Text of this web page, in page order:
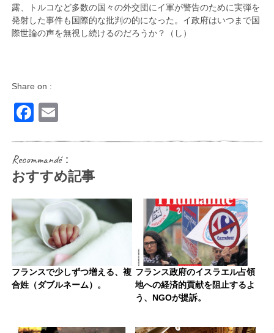
露、トルコなど多数の国々の外交団にイ軍が警告のために実弾を
発射した事件も国際的な批判の的になった。イ政府はいつまで国
際世論の声を無視し続けるのだろうか？（し）
Share on :
Facebook
Recommandé：
おすすめ記事
フランスで少しずつ増える、複
合姓（ダブルネーム）。
フランス政府のイスラエル占領
地への経済的貢献を阻止するよ
う、NGOが提訴。